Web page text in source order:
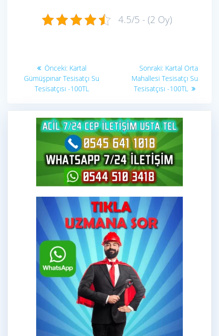
4.5/5 - (2 Oy)
Yazı
gezinmesi
Önceki: Önceki
yazı:
Kartal
Gümüşpınar Tesisatçı Su
Tesisatçısı -100TL
Sonraki: Sonraki
yazı:
Kartal Orta
Mahallesi Tesisatçı Su
Tesisatçısı -100TL